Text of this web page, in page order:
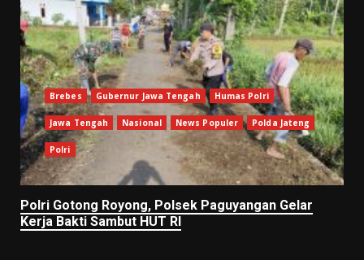
Brebes Gubernur Jawa Tengah Humas Polri
Jawa Tengah Nasional News Populer Polda Jateng
Polri
Polri Gotong Royong, Polsek Paguyangan Gelar
Kerja Bakti Sambut HUT RI